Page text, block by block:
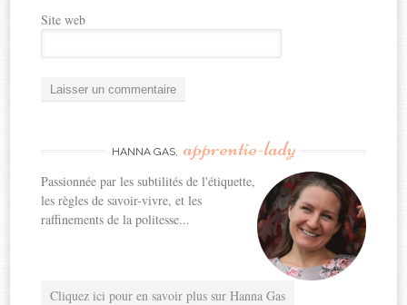
Site web
HANNA GAS, apprentie-lady
Passionnée par les subtilités de l'étiquette,
les règles de savoir-vivre, et les
raffinements de la politesse...
Cliquez ici pour en savoir plus sur Hanna Gas